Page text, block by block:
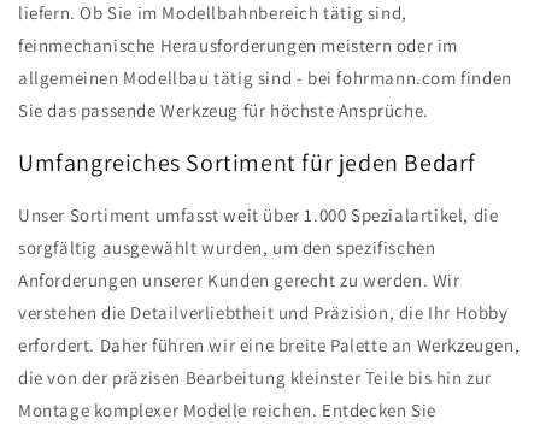
liefern. Ob Sie im Modellbahnbereich tätig sind,
feinmechanische Herausforderungen meistern oder im
allgemeinen Modellbau tätig sind - bei fohrmann.com finden
Sie das passende Werkzeug für höchste Ansprüche.
Umfangreiches Sortiment für jeden Bedarf
Unser Sortiment umfasst weit über 1.000 Spezialartikel, die
sorgfältig ausgewählt wurden, um den spezifischen
Anforderungen unserer Kunden gerecht zu werden. Wir
verstehen die Detailverliebtheit und Präzision, die Ihr Hobby
erfordert. Daher führen wir eine breite Palette an Werkzeugen,
die von der präzisen Bearbeitung kleinster Teile bis hin zur
Montage komplexer Modelle reichen. Entdecken Sie